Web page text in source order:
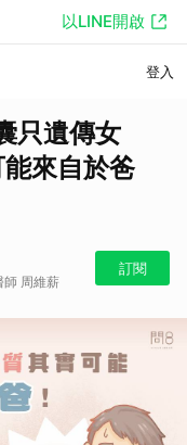
以LINE開啟
登入
只遺傳女
來自於爸
周維薪
訂閱